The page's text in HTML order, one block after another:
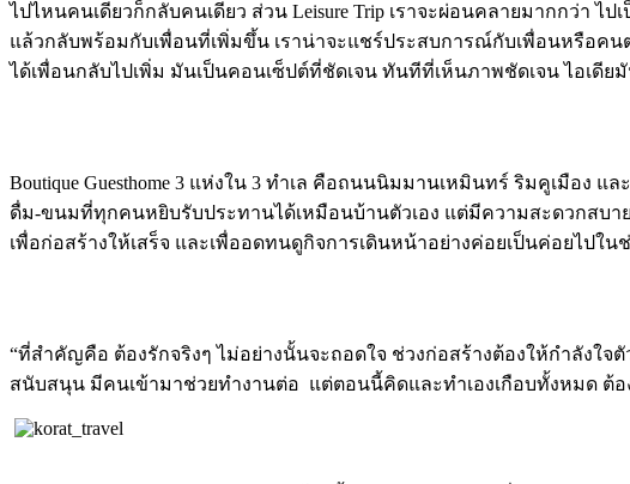
ไปไหนคนเดียวก็กลับคนเดียว ส่วน Leisure Trip เราจะผ่อนคลายมากกว่า
แล้วกลับพร้อมกับเพื่อนที่เพิ่มขึ้น เราน่าจะแชร์ประสบการณ์กับเพื่อนหรือคน
ได้เพื่อนกลับไปเพิ่ม มันเป็นคอนเซ็ปต์ที่ชัดเจน ทันทีที่เห็นภาพชัดเจน ไอเดีย
Boutique Guesthome 3 แห่งใน 3 ทำเล คือถนนนิมมานเหมินทร์ ริมคูเมือ
ดื่ม-ขนมที่ทุกคนหยิบรับประทานได้เหมือนบ้านตัวเอง แต่มีความสะดวกสบา
เพื่อก่อสร้างให้เสร็จ และเพื่ออดทนดูกิจการเดินหน้าอย่างค่อยเป็นค่อยไปใน
“ที่สำคัญคือ ต้องรักจริงๆ ไม่อย่างนั้นจะถอดใจ ช่วงก่อสร้างต้องให้กำลังใ
สนับสนุน มีคนเข้ามาช่วยทำงานต่อ แต่ตอนนี้คิดและทำเองเกือบทั้งหมด ต้อ